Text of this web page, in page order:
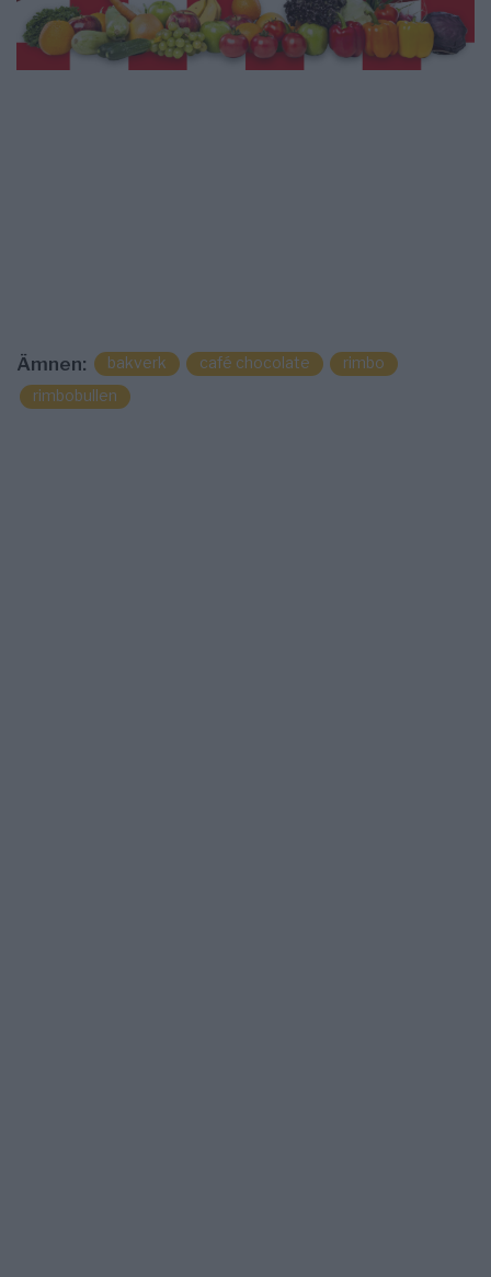
Ämnen: bakverk café chocolate
rimbo
rimbobullen